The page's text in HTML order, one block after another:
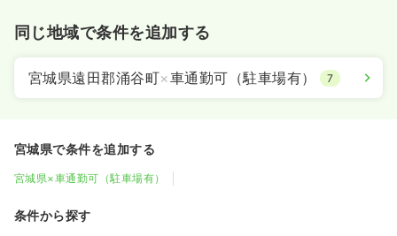
同じ地域で条件を追加する
宮城県遠田郡涌谷町×車通勤可（駐車場有） 7
宮城県で条件を追加する
宮城県×車通勤可（駐車場有）
条件から探す